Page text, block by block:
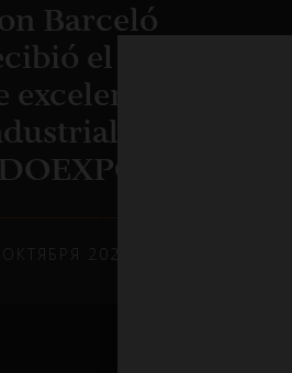
Barceló
el galardón
excelencia
de
ОКТЯБРЯ 2023